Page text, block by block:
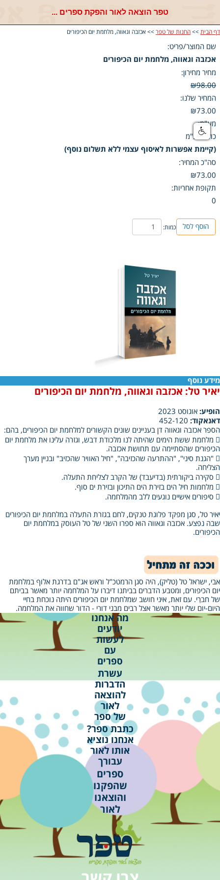
טפר הוצאה לאור והפקת ספרים ...
דף הבית >> החנות של טפר >> אכזבה וגאווה, מלחמת יום הכיפורים
שם המוצר/פריט:
אכזבה וגאווה, מלחמת יום הכיפורים
מחיר מחירון:
₪98.00
המחיר שלנו:
₪73.00
מע"מ:
כולל מע"מ
(קיימת אפשרות לאיסוף עצמי ללא תשלום נוסף)
סה"כ המחיר:
₪73.00
תקופת אחריות:
0
הוסף לסל כמות:
מידע נוסף
יאיר טל: אכזבה וגאווה, מלחמת יום הכיפורים
הופיע: אוגוסט 2023
דאנאקוד:
הספר אכזבה וגאווה דן בעניינים שונים הקשורים למלחמת יום הכיפורים, בהם:
 מלחמת ששת הימים שהיתה לנו מלכודת דבש, וגזרה עלינו את מלחמת יום
הכיפורים שהסתיימה עם תחושת אכזבה.
 "הגנת סיני", "ההתרעה שהכזיבה", "חיל האוויר שהכזיב" ובניין מערך
הצליחה.
 סקירה ביקורתית (בדיעבד) של הקרב לצליחת התעלה.
 מלחמות חיל הים בזירת הים התיכון ובזירת ים סוף.
 סיפורים אישיים נוגעים ללב מהמלחמה.
יאיר טל, סגן מפקד פלוגת טנקים, לחם בגזרת התעלה במלחמת יום הכיפורים
שבה נפצע. אכזבה וגאווה הוא ספרו השני של טל העוסק במלחמת יום
הכיפורים.
אבי, ישראל טל (טליק), היה סגן הרמטכ"ל וראש אג"ם בדרגת אלוף במלחמת
יום הכיפורים, ומטבע הדברים בביתנו דיברו על המלחמה יותר מאשר בביתם
של חברַי. עם זאת, איני חושב שמלחמת יום הכיפורים היתה נוכחת בחיי
היום‑יום שלי יותר מאשר אצל רבים מבני דורי ‑ הדור שחווה את המלחמה.
כתבת ספר?
אנחנו נוציא
אותו לאור
עבורך
מה אנחנו
יודעים
לעשות
עם
ספרים
ספרים
שהפקנו
והוצאנו
לאור
עשרת
הדברות
להוצאה
לאור
של ספר